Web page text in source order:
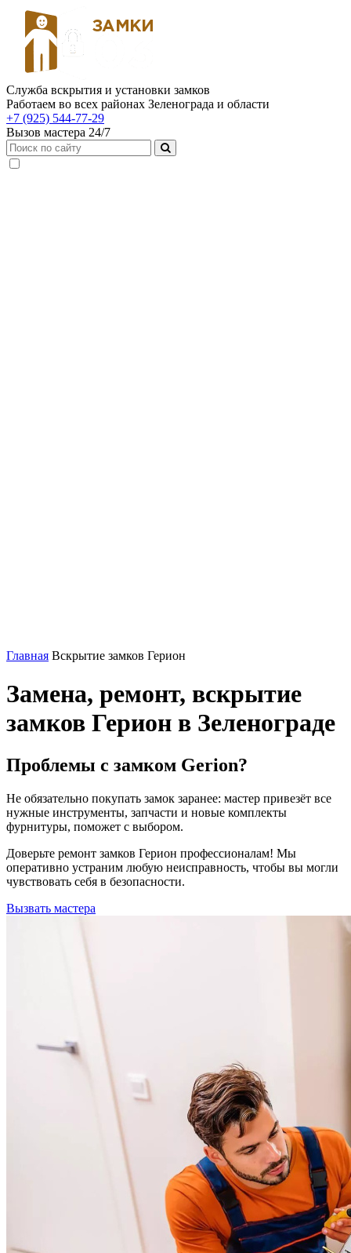
Служба вскрытия и установки замков
Работаем во всех районах Зеленограда и области
+7 (925) 544-77-29
Вызов мастера 24/7
Главная Вскрытие замков Герион
Замена, ремонт, вскрытие
замков Герион в Зеленограде
Проблемы с замком Gerion?
Не обязательно покупать замок заранее: мастер привезёт все
нужные инструменты, запчасти и новые комплекты
фурнитуры, поможет с выбором.
Доверьте ремонт замков Герион профессионалам! Мы
оперативно устраним любую неисправность, чтобы вы могли
чувствовать себя в безопасности.
Вызвать мастера